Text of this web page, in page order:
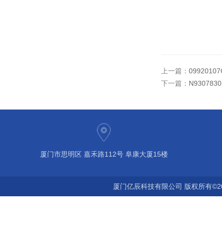
上一篇：
下一篇：
厦门市思明区 嘉禾路112号 阜康大厦15楼
厦门亿辰科技有限公司 版权所有